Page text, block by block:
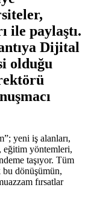
ile paylaştı.
Dijital
olduğu
yeni iş alanları,
eğitim yöntemleri,
taşıyor. Tüm
dönüşümün,
fırsatlar